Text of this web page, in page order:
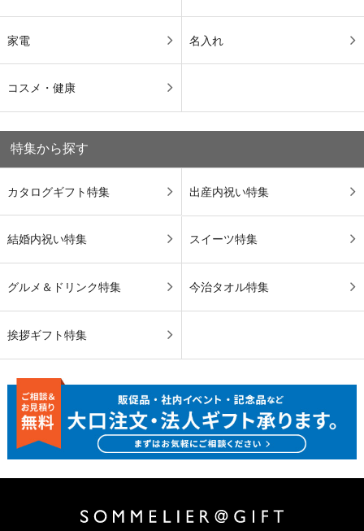
家電 名入れ
コスメ・健康
特集から探す
カタログギフト特集 出産内祝い特集
結婚内祝い特集 スイーツ特集
グルメ＆ドリンク特集 今治タオル特集
挨拶ギフト特集